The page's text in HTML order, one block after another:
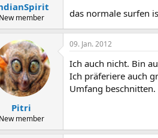
New member das normale surfen
Pitri
New member
09. Jan. 2012
Ich auch nicht. Bin
Ich präferiere auch
Umfang beschnitten.